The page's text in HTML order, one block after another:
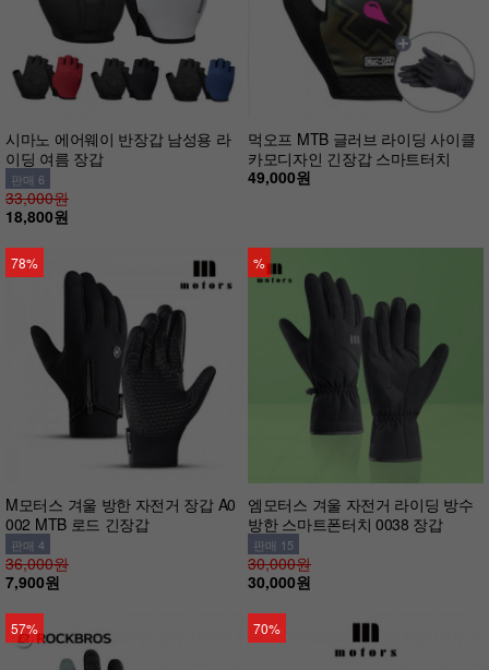
시마노 에어웨이 반장갑 남성용 라
이딩 여름 장갑
판매 6
33,000원
18,800원
먹오프 MTB 글러브 라이딩 사이클
카모디자인 긴장갑 스마트터치
49,000원
78%
M모터스 겨울 방한 자전거 장갑 A0
002 MTB 로드 긴장갑
판매 4
36,000원
7,900원
%
엠모터스 겨울 자전거 라이딩 방수
방한 스마트폰터치 0038 장갑
판매 15
30,000원
30,000원
57% 70%